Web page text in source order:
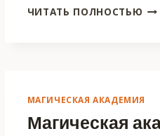
ЧИТАТЬ ПОЛНОСТЬЮ
МАГИЧЕСКАЯ АКАДЕМИЯ
Магическая